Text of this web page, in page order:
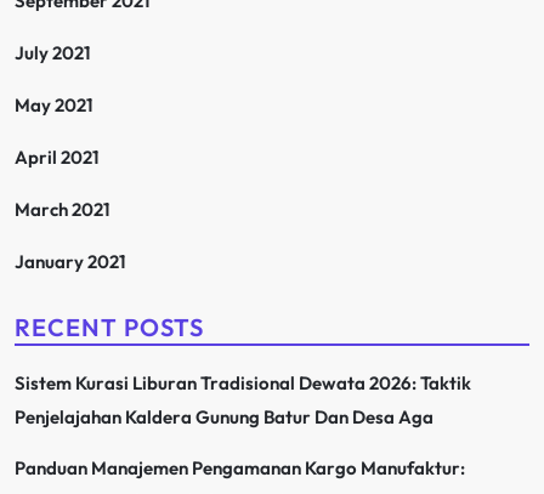
July 2021
May 2021
April 2021
March 2021
January 2021
RECENT POSTS
Sistem Kurasi Liburan Tradisional Dewata 2026: Taktik
Penjelajahan Kaldera Gunung Batur Dan Desa Aga
Panduan Manajemen Pengamanan Kargo Manufaktur: